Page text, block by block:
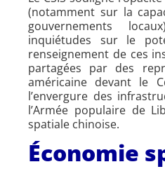
(notamment sur la
gouvernements
inquiétudes sur le
renseignement de ces
partagées par des
américaine devant le
l’envergure des
l’Armée populaire de
spatiale chinoise.
Économie